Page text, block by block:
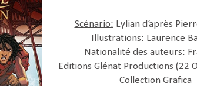
Scénario: Lylian d’après
Illustrations: Laurence
Nationalité des auteurs:
Editions Glénat Productions (22
Collection Grafica